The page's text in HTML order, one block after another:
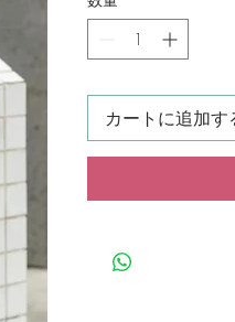
カートに追加す